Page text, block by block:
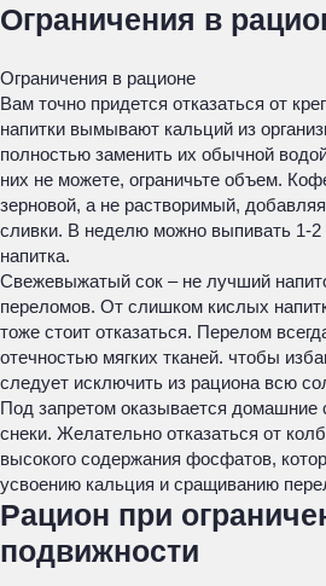
Ограничения в
Ограничения в рационе
Вам точно придется отказаться от
напитки вымывают кальций из
полностью заменить их обычной
них не можете, ограничьте объем.
зерновой, а не растворимый,
сливки. В неделю можно выпивать 1-2
напитка.
Свежевыжатый сок – не лучший
переломов. От слишком кислых
тоже стоит отказаться. Перелом
отечностью мягких тканей. чтобы
следует исключить из рациона всю
Под запретом оказывается домашние
снеки. Желательно отказаться от
высокого содержания фосфатов,
усвоению кальция и сращиванию
Рацион при
подвижности